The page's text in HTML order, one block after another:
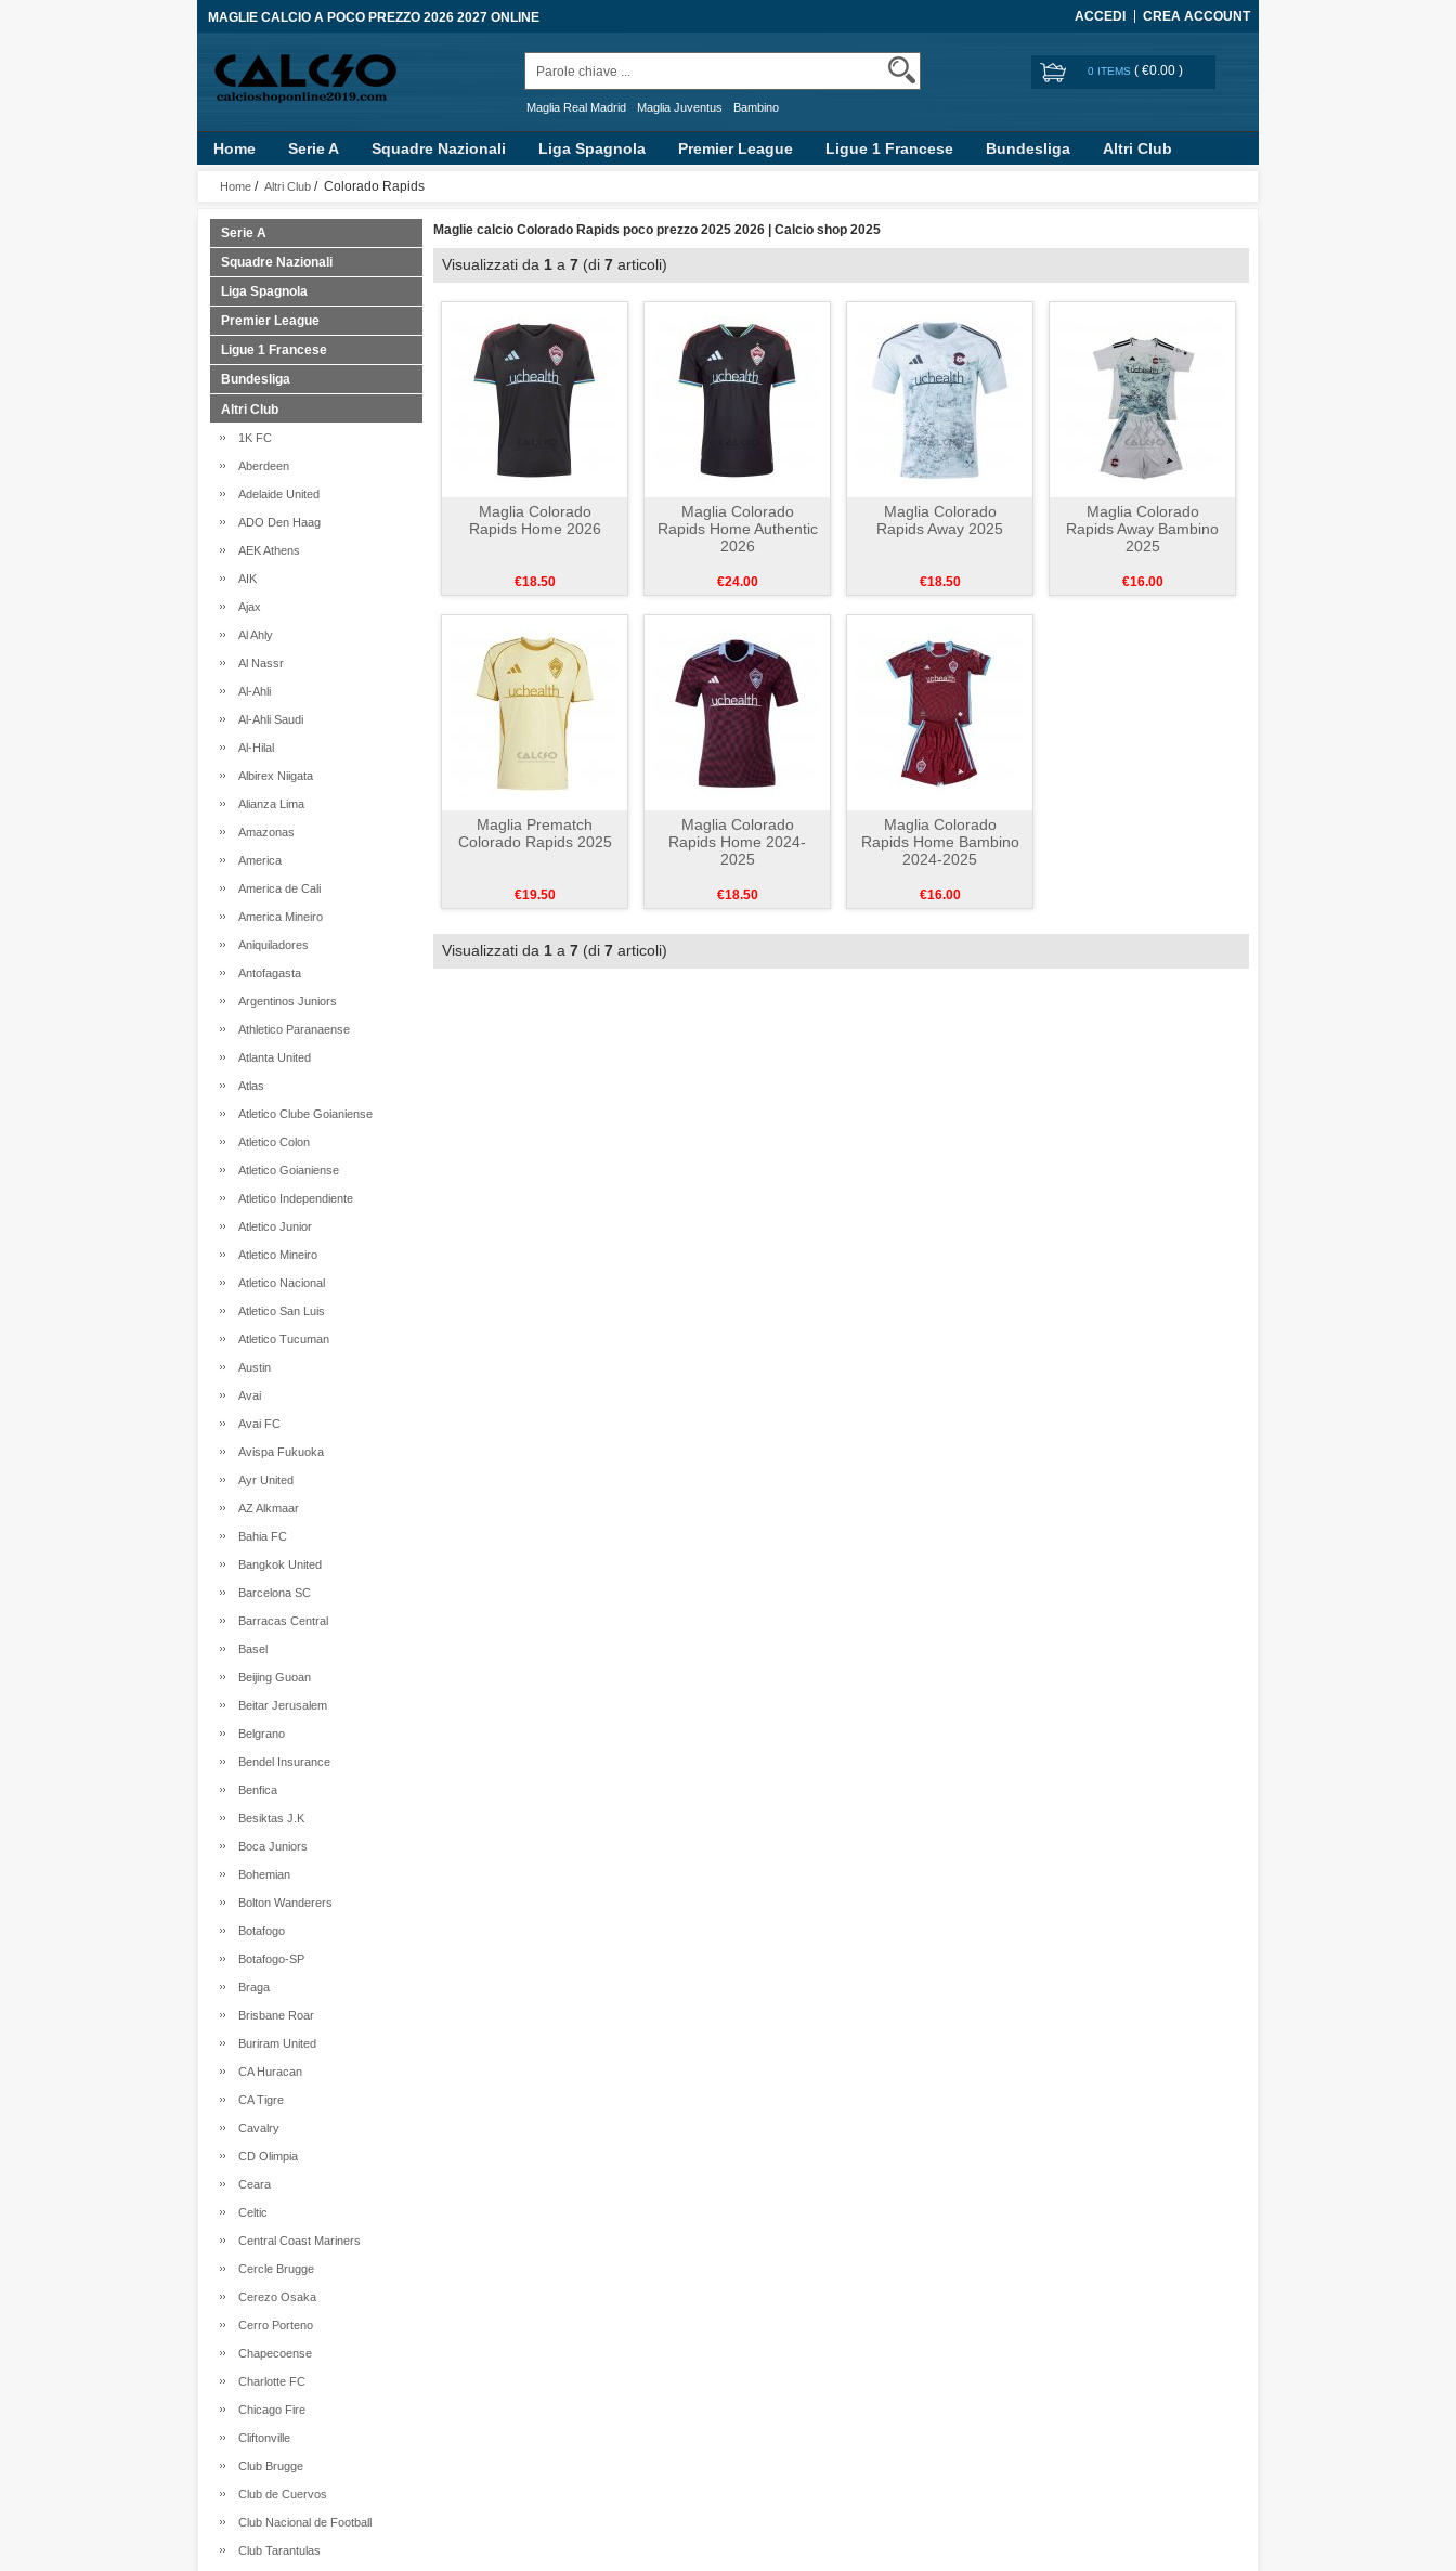
MAGLIE CALCIO A POCO PREZZO 2026 2027 ONLINE ACCEDI CREA ACCOUNT
Maglia Real Madrid Maglia Juventus Bambino
0 ITEMS ( €0.00 )
Home Serie A Squadre Nazionali Liga Spagnola Premier League Ligue 1 Francese Bundesliga Altri Club
Home / Altri Club / Colorado Rapids
Serie A
Squadre Nazionali
Liga Spagnola
Premier League
Ligue 1 Francese
Bundesliga
Altri Club
1K FC
Aberdeen
Adelaide United
ADO Den Haag
AEK Athens
AIK
Ajax
Al Ahly
Al Nassr
Al-Ahli
Al-Ahli Saudi
Al-Hilal
Albirex Niigata
Alianza Lima
Amazonas
America
America de Cali
America Mineiro
Aniquiladores
Antofagasta
Argentinos Juniors
Athletico Paranaense
Atlanta United
Atlas
Atletico Clube Goianiense
Atletico Colon
Atletico Goianiense
Atletico Independiente
Atletico Junior
Atletico Mineiro
Atletico Nacional
Atletico San Luis
Atletico Tucuman
Austin
Avai
Avai FC
Avispa Fukuoka
Ayr United
AZ Alkmaar
Bahia FC
Bangkok United
Barcelona SC
Barracas Central
Basel
Beijing Guoan
Beitar Jerusalem
Belgrano
Bendel Insurance
Benfica
Besiktas J.K
Boca Juniors
Bohemian
Bolton Wanderers
Botafogo
Botafogo-SP
Braga
Brisbane Roar
Buriram United
CA Huracan
CA Tigre
Cavalry
CD Olimpia
Ceara
Celtic
Central Coast Mariners
Cercle Brugge
Cerezo Osaka
Cerro Porteno
Chapecoense
Charlotte FC
Chicago Fire
Cliftonville
Club Brugge
Club de Cuervos
Club Nacional de Football
Club Tarantulas
Maglie calcio Colorado Rapids poco prezzo 2025 2026 | Calcio shop 2025
Visualizzati da 1 a 7 (di 7 articoli)
Maglia Colorado
Rapids Home 2026
€18.50
Maglia Colorado
Rapids Home Authentic
2026
€24.00
Maglia Colorado
Rapids Away 2025
€18.50
Maglia Colorado
Rapids Away Bambino
2025
€16.00
Maglia Prematch
Colorado Rapids 2025
€19.50
Maglia Colorado
Rapids Home 2024-
2025
€18.50
Maglia Colorado
Rapids Home Bambino
2024-2025
€16.00
Visualizzati da 1 a 7 (di 7 articoli)